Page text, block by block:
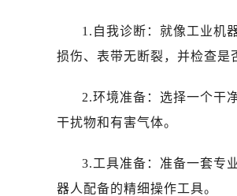
1.自我诊断：就像工业机
损伤、表带无断裂，并检查是
2.环境准备：选择一个干
干扰物和有害气体。
3.工具准备：准备一套专
器人配备的精细操作工具。